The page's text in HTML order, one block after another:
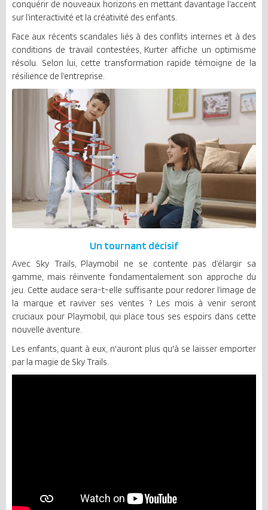
conquérir de nouveaux horizons en mettant davantage l’accent
sur l’interactivité et la créativité des enfants.
Face aux récents scandales liés à des conflits internes et à des
conditions de travail contestées, Kurter affiche un optimisme
résolu. Selon lui, cette transformation rapide témoigne de la
résilience de l’entreprise.
Un tournant décisif
Avec Sky Trails, Playmobil ne se contente pas d’élargir sa
gamme, mais réinvente fondamentalement son approche du
jeu. Cette audace sera-t-elle suffisante pour redorer l’image de
la marque et raviver ses ventes ? Les mois à venir seront
cruciaux pour Playmobil, qui place tous ses espoirs dans cette
nouvelle aventure.
Les enfants, quant à eux, n'auront plus qu'à se laisser emporter
par la magie de Sky Trails.